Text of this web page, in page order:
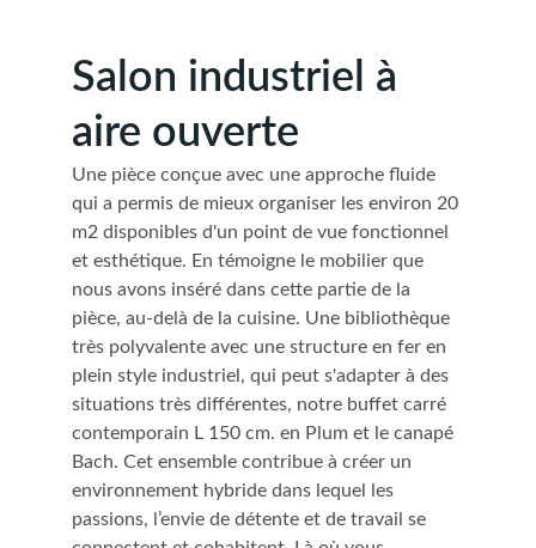
Salon industriel à
aire ouverte
Une pièce conçue avec une approche fluide
qui a permis de mieux organiser les environ 20
m2 disponibles d'un point de vue fonctionnel
et esthétique. En témoigne le mobilier que
nous avons inséré dans cette partie de la
pièce, au-delà de la cuisine. Une bibliothèque
très polyvalente avec une structure en fer en
plein style industriel, qui peut s'adapter à des
situations très différentes, notre buffet carré
contemporain L 150 cm. en Plum et le canapé
Bach. Cet ensemble contribue à créer un
environnement hybride dans lequel les
passions, l’envie de détente et de travail se